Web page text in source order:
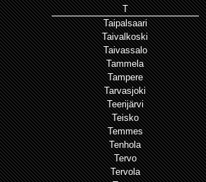
T
Taipalsaari
Taivalkoski
Taivassalo
Tammela
Tampere
Tarvasjoki
Teerijärvi
Teisko
Temmes
Tenhola
Tervo
Tervola